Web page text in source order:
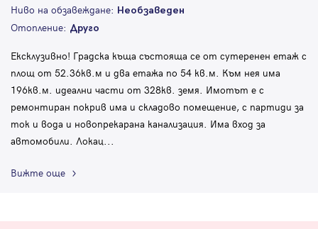
Ниво на обзавеждане: Необзаведен
Отопление: Друго
Ексклузивно! Градска къща състояща се от сутеренен етаж с
площ от 52.36кв.м и два етажа по 54 кв.м. Към нея има
196кв.м. идеални части от 328кв. земя. Имотът е с
ремонтиран покрив има и складово помещение, с партиди за
ток и вода и новопрекарана канализация. Има вход за
автомобили. Локац...
Вижте още